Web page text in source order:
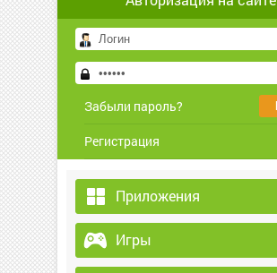
Забыли пароль?
Регистрация
Приложения
Игры